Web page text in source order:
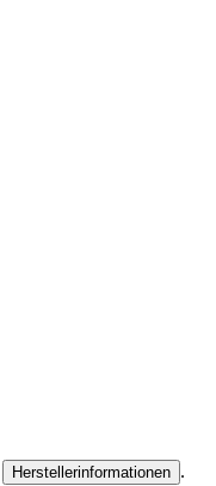
Herstellerinformationen .